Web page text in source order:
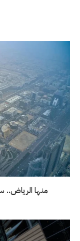
منها الرياض..